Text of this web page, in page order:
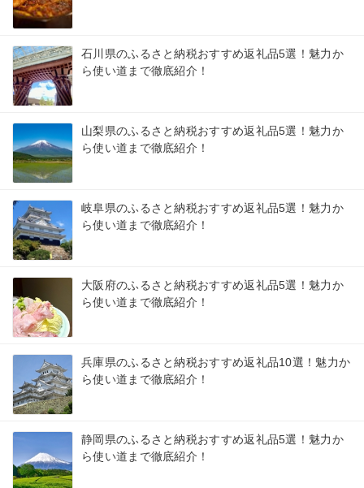
石川県のふるさと納税おすすめ返礼品5選！魅力か
ら使い道まで徹底紹介！
山梨県のふるさと納税おすすめ返礼品5選！魅力か
ら使い道まで徹底紹介！
岐阜県のふるさと納税おすすめ返礼品5選！魅力か
ら使い道まで徹底紹介！
大阪府のふるさと納税おすすめ返礼品5選！魅力か
ら使い道まで徹底紹介！
兵庫県のふるさと納税おすすめ返礼品10選！魅力か
ら使い道まで徹底紹介！
静岡県のふるさと納税おすすめ返礼品5選！魅力か
ら使い道まで徹底紹介！